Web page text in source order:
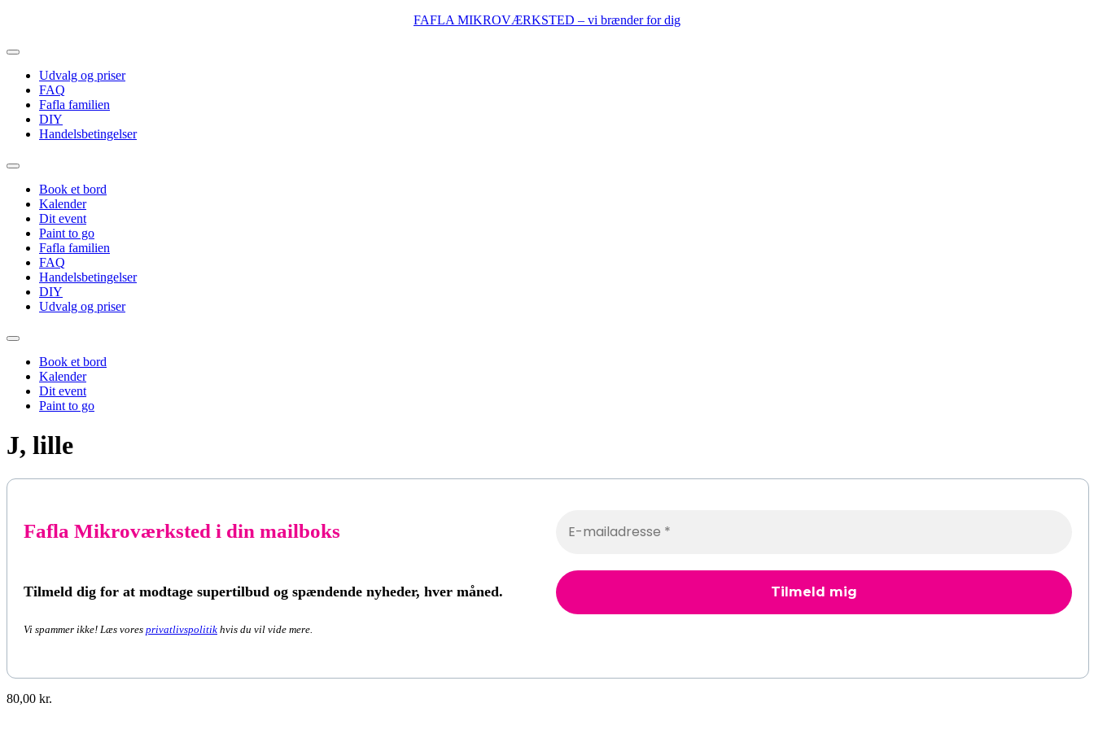
indhold
FAFLA MIKROVÆRKSTED – vi brænder for dig
Udvalg og priser
FAQ
Fafla familien
DIY
Handelsbetingelser
Book et bord
Kalender
Dit event
Paint to go
Fafla familien
FAQ
Handelsbetingelser
DIY
Udvalg og priser
Book et bord
Kalender
Dit event
Paint to go
J, lille
Fafla Mikroværksted i din mailboks
Tilmeld dig for at modtage supertilbud og spændende nyheder, hver måned.
Vi spammer ikke! Læs vores privatlivspolitik hvis du vil vide mere.
80,00 kr.